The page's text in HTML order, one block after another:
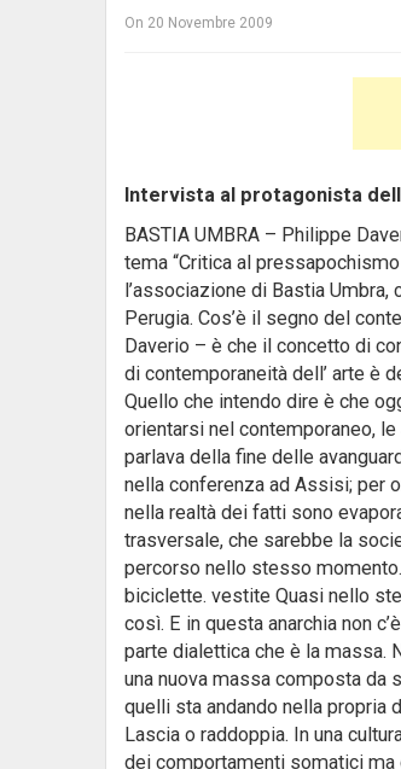
On 20 Novembre 2009
Intervista al protagonista
BASTIA UMBRA – Philippe
tema “Critica al
l’associazione di Bastia
Perugia. Cos’è il segno del
Daverio – è che il concetto di
di contemporaneità dell’ arte è
Quello che intendo dire è che
orientarsi nel contemporaneo,
parlava della fine delle
nella conferenza ad Assisi; per
nella realtà dei fatti sono
trasversale, che sarebbe la
percorso nello stesso
biciclette. vestite Quasi nello
così. E in questa anarchia non
parte dialettica che è la massa.
una nuova massa composta da
quelli sta andando nella propria
Lascia o raddoppia. In una
dei comportamenti somatici